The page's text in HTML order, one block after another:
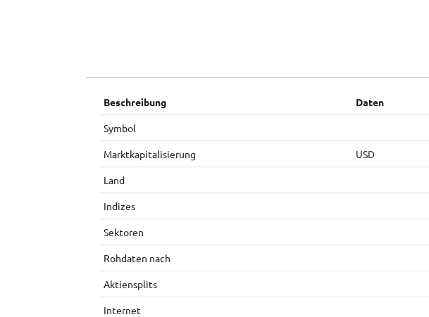
Beschreibung Daten
Symbol
Marktkapitalisierung USD
Land
Indizes
Sektoren
Rohdaten nach
Aktiensplits
Internet